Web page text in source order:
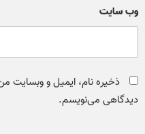
وب‌ سایت
ذخیره نام، ایمیل و وبسایت من
دیدگاهی می‌نویسم.